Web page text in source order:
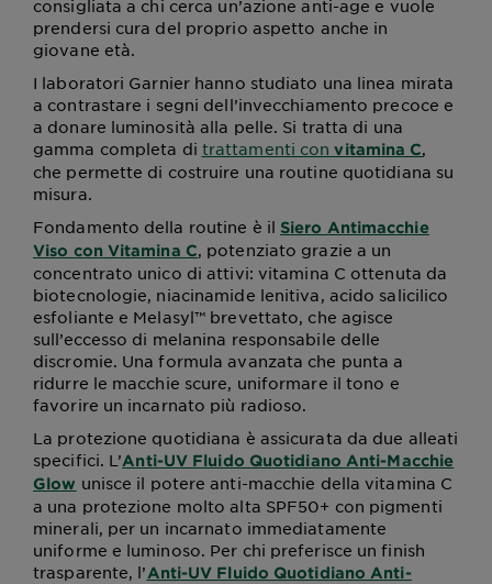
consigliata a chi cerca un’azione anti-age e vuole
prendersi cura del proprio aspetto anche in
giovane età.
I laboratori Garnier hanno studiato una linea mirata
a contrastare i segni dell’invecchiamento precoce e
a donare luminosità alla pelle. Si tratta di una
gamma completa di trattamenti convitamina C,
che permette di costruire una routine quotidiana su
misura.
Fondamento della routine è il Siero Antimacchie
Viso con Vitamina C, potenziato grazie a un
concentrato unico di attivi: vitamina C ottenuta da
biotecnologie, niacinamide lenitiva, acido salicilico
esfoliante e Melasyl™ brevettato, che agisce
sull’eccesso di melanina responsabile delle
discromie. Una formula avanzata che punta a
ridurre le macchie scure, uniformare il tono e
favorire un incarnato più radioso.
La protezione quotidiana è assicurata da due alleati
specifici. L’Anti-UV Fluido Quotidiano Anti-Macchie
Glow unisce il potere anti-macchie della vitamina C
a una protezione molto alta SPF50+ con pigmenti
minerali, per un incarnato immediatamente
uniforme e luminoso. Per chi preferisce un finish
trasparente, l’Anti-UV Fluido Quotidiano Anti-